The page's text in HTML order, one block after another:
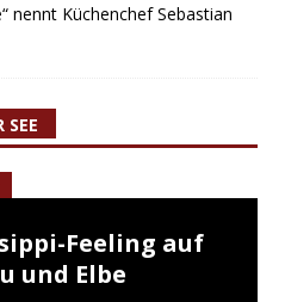
nennt Küchenchef Sebastian
SEE
Feeling auf
und Elbe